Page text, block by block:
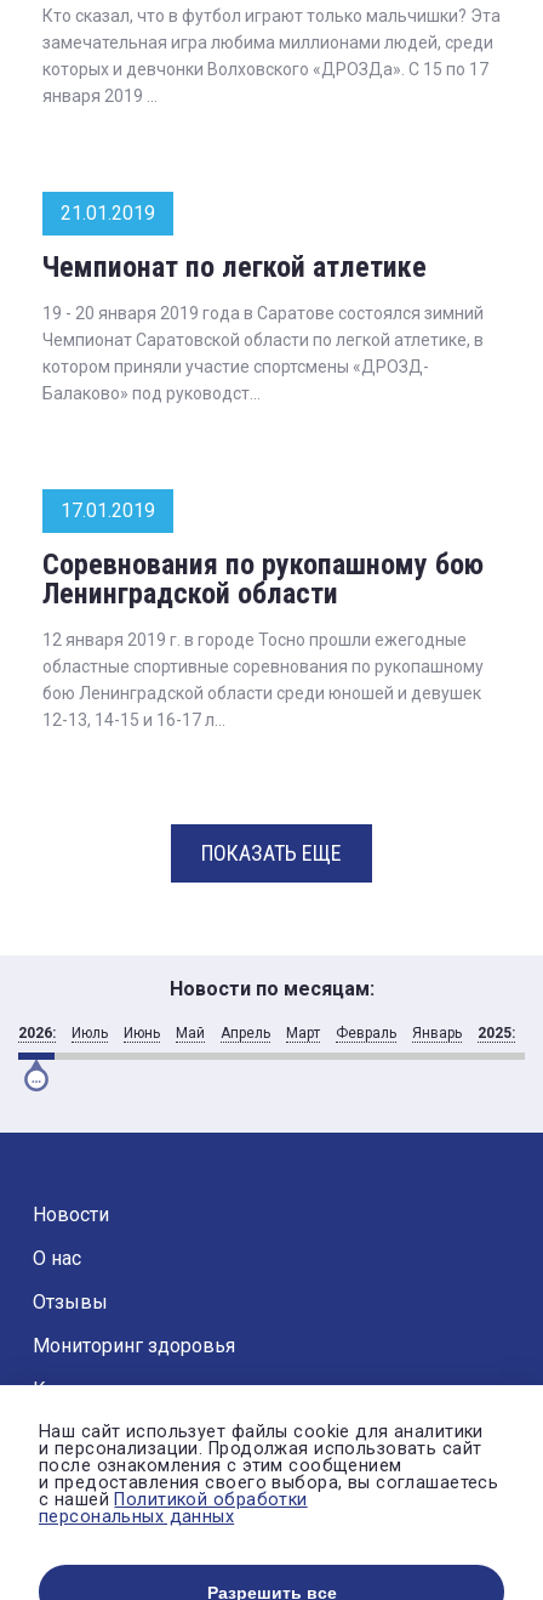
Кто сказал, что в футбол играют только мальчишки? Эта
замечательная игра любима миллионами людей, среди
которых и девчонки Волховского «ДРОЗДа». С 15 по 17
января 2019 ...
21.01.2019
Чемпионат по легкой атлетике
19 - 20 января 2019 года в Саратове состоялся зимний
Чемпионат Саратовской области по легкой атлетике, в
котором приняли участие спортсмены «ДРОЗД-
Балаково» под руководст...
17.01.2019
Соревнования по рукопашному бою
Ленинградской области
12 января 2019 г. в городе Тосно прошли ежегодные
областные спортивные соревнования по рукопашному
бою Ленинградской области среди юношей и девушек
12-13, 14-15 и 16-17 л...
ПОКАЗАТЬ ЕЩЕ
Новости по месяцам:
2026: Июль Июнь Май Апрель Март Февраль Январь 2025:
Новости
О нас
Отзывы
Мониторинг здоровья
Контакты
© Автономная некоммерческая организация «ДРОЗД»
Настройки cookie
Наш сайт использует файлы cookie для аналитики
и персонализации. Продолжая использовать сайт
после ознакомления с этим сообщением
и предоставления своего выбора, вы соглашаетесь
с нашей Политикой обработки
персональных данных
Разрешить все